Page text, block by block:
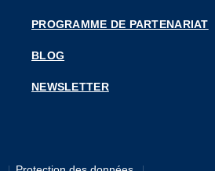
PROGRAMME DE PARTENARIAT
BLOG
NEWSLETTER